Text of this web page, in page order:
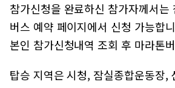
참가신청을 완료하신 참가자께서는
버스 예약 페이지에서 신청 가능합
본인 참가신청내역 조회 후 마라톤
탑승 지역은 시청, 잠실종합운동장,